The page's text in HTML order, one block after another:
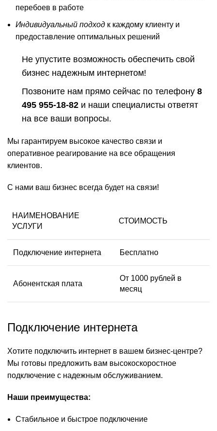
перебоев в работе
Индивидуальный подход к каждому клиенту и
предоставление оптимальных решений
Не упустите возможность обеспечить свой
бизнес надежным интернетом!
Позвоните нам прямо сейчас по телефону 8
495 955-18-82 и наши специалисты ответят
на все ваши вопросы.
Мы гарантируем высокое качество связи и
оперативное реагирование на все обращения
клиентов.
С нами ваш бизнес всегда будет на связи!
НАИМЕНОВАНИЕ
УСЛУГИ
СТОИМОСТЬ
Подключение интернета Бесплатно
Абонентская плата
От 1000 рублей в
месяц
Подключение интернета
Хотите подключить интернет в вашем бизнес-центре?
Мы готовы предложить вам высокоскоростное
подключение с надежным обслуживанием.
Наши преимущества:
Стабильное и быстрое подключение